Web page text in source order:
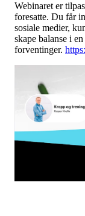
Webinaret er
foresatte. Du får
sosiale medier,
skape balanse i
forventinger.